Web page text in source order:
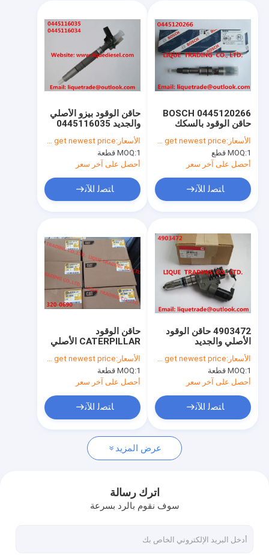
المنتجات
حول بنا
جولة في المعمل
اتصل بنا
طلب اقتباس
دلفي حاقن الوقود
حاقن الوقود من Cat
حاقن آخر
حاقن الوقود بيزو الأصلي
والجديد 0445116035
فولكس فاجن
03L130277C
الأسعار:Please contact us to get newest price.
MOQ:1 قطعة
أحصل على آخر سعر
ﺎﺘﺼﻟ ﺍﻶﻧ
BOSCH 0445120266
حاقن الوقود بالسكك
الحديدية المشتركة
0445120266 لـ
WEICHAI
612630090012 ،
الأسعار:Please contact us to get newest price.
MOQ:1 قطع
أحصل على آخر سعر
ﺎﺘﺼﻟ ﺍﻶﻧ
حاقن الوقود
CATERPILLAR الأصلي
لمحرك C6.6
الأسعار:Please contact us to get newest price.
MOQ:1 قطعة
أحصل على آخر سعر
ﺎﺘﺼﻟ ﺍﻶﻧ
4903472 حاقن الوقود
الأصلي والجديد
QSM11
الأسعار:Please contact us to get newest price.
MOQ:1 قطعة
أحصل على آخر سعر
ﺎﺘﺼﻟ ﺍﻶﻧ
عرض المزيد
اترك رسالة
سوف نقوم بالرد بسرعة